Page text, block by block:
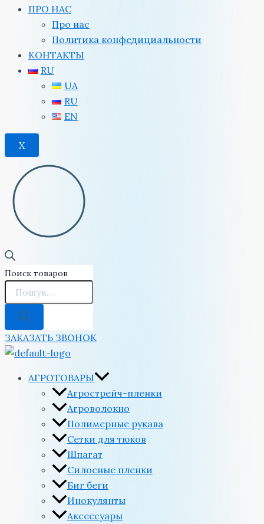
ПРО НАС
Про нас
Политика конфедициальности
КОНТАКТЫ
RU
UA
RU
EN
X
Поиск товаров
ЗАКАЗАТЬ ЗВОНОК
АГРОТОВАРЫ
Агрострейч-пленки
Агроволокно
Полимерные рукава
Сетки для тюков
Шпагат
Силосные пленки
Биг беги
Инокулянты
Аксессуары